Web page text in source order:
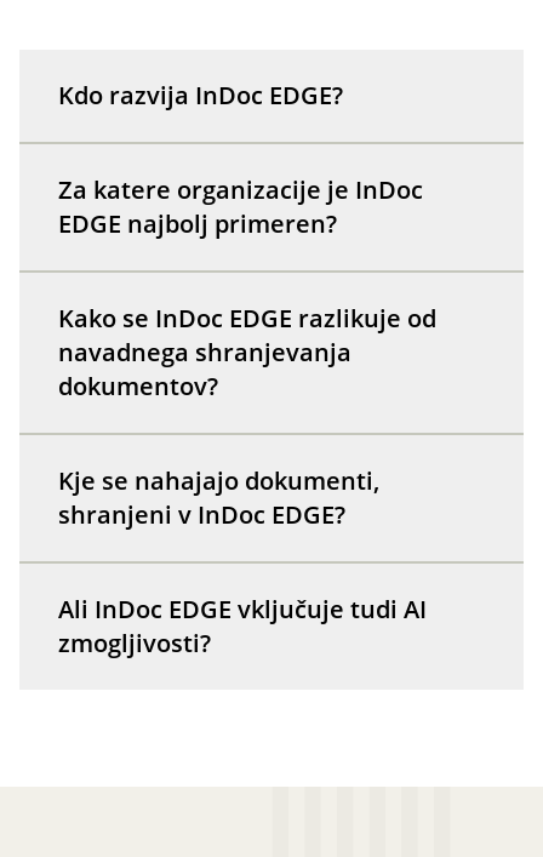
Kdo razvija InDoc EDGE?
Za katere organizacije je InDoc
EDGE najbolj primeren?
Kako se InDoc EDGE razlikuje od
navadnega shranjevanja
dokumentov?
Kje se nahajajo dokumenti,
shranjeni v InDoc EDGE?
Ali InDoc EDGE vključuje tudi AI
zmogljivosti?